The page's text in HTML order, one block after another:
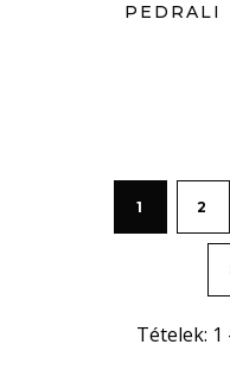
PEDRALI
1 2
Tételek: 1